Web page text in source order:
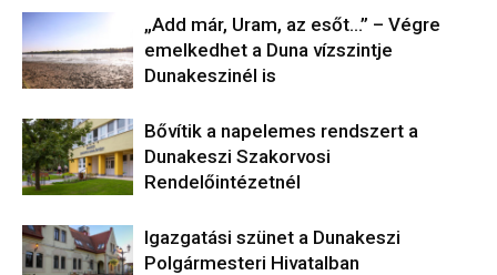
„Add már, Uram, az esőt…” – Végre
emelkedhet a Duna vízszintje
Dunakeszinél is
Bővítik a napelemes rendszert a
Dunakeszi Szakorvosi
Rendelőintézetnél
Igazgatási szünet a Dunakeszi
Polgármesteri Hivatalban